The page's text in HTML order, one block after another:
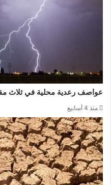
عواصف رعدية محلية في ثلاث
منذ 4 أسابيع